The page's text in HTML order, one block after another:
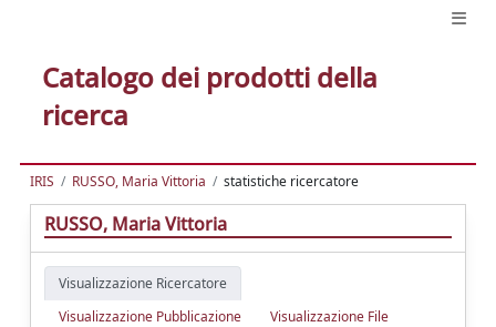
Catalogo dei prodotti della
ricerca
IRIS RUSSO, Maria Vittoria statistiche ricercatore
RUSSO, Maria Vittoria
Visualizzazione Ricercatore
Visualizzazione Pubblicazione
Visualizzazione File